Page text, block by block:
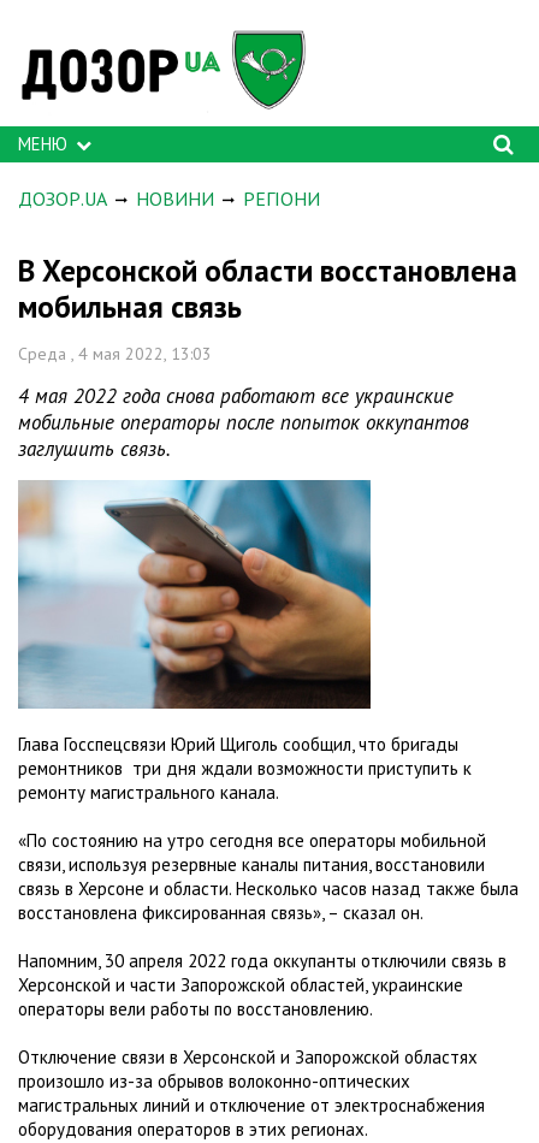
МЕНЮ
ДОЗОР.UA НОВИНИ РЕГІОНИ
В Херсонской области восстановлена
мобильная связь
Среда , 4 мая 2022, 13:03
4 мая 2022 года снова работают все украинские
мобильные операторы после попыток оккупантов
заглушить связь.
Глава Госспецсвязи Юрий Щиголь сообщил, что бригады
ремонтников три дня ждали возможности приступить к
ремонту магистрального канала.
«По состоянию на утро сегодня все операторы мобильной
связи, используя резервные каналы питания, восстановили
связь в Херсоне и области. Несколько часов назад также была
восстановлена ​​фиксированная связь», – сказал он.
Напомним, 30 апреля 2022 года оккупанты отключили связь в
Херсонской и части Запорожской областей, украинские
операторы вели работы по восстановлению.
Отключение связи в Херсонской и Запорожской областях
произошло из-за обрывов волоконно-оптических
магистральных линий и отключение от электроснабжения
оборудования операторов в этих регионах.